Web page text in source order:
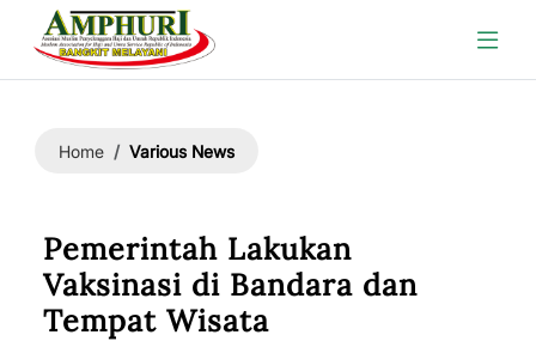
Home Various News
Pemerintah Lakukan
Vaksinasi di Bandara dan
Tempat Wisata